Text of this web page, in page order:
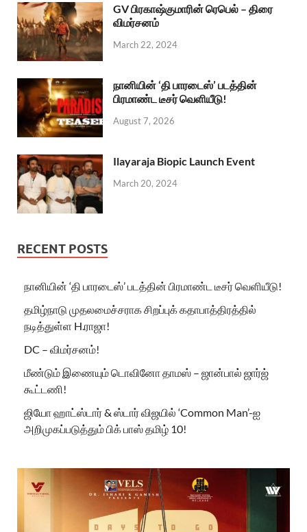
GV பிரகாஷ்குமாரின் ரெபெல் – திரை
விமர்சனம்
March 22, 2024
நானியின் ‘தி பாரடைஸ்’ படத்தின்
பிரமாண்ட டீசர் வெளியீடு!
August 7, 2026
Ilayaraja Biopic Launch Event
March 20, 2024
RECENT POSTS
நானியின் ‘தி பாரடைஸ்’ படத்தின் பிரமாண்ட டீசர் வெளியீடு!
தமிழ்நாடு முதலமைச்சராக சிறப்புக் கதாபாத்திரத்தில்
நடித்துள்ள H.ராஜா!
DC – விமர்சனம்!
மீண்டும் இணையும் டொவினோ தாமஸ் – ஜான்பால் ஜார்ஜ்
கூட்டணி!
ஜியோ ஹாட்ஸ்டார் & ஸ்டார் விஜயில் ‘Common Man’-ஐ
அறிமுகப்படுத்தும் பிக் பாஸ் தமிழ் 10!